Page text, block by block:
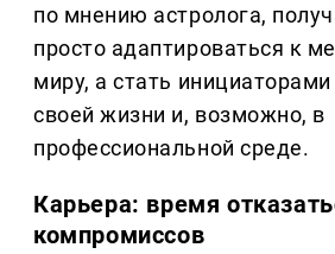
по мнению астролога,
просто адаптироваться к
миру, а стать
своей жизни и, возможно, в
профессиональной среде.
Карьера: время
компромиссов